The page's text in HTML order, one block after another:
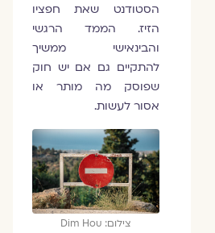
הסטודנט שאת חפציו
הזיז. הממד הרגשי
והבינאישי ממשיך
להתקיים גם אם יש חוק
שפוסק מה מותר או
אסור לעשות.
צילום: Dim Hou